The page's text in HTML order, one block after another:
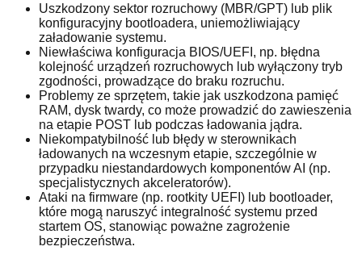
Uszkodzony sektor rozruchowy (MBR/GPT) lub plik
konfiguracyjny bootloadera, uniemożliwiający
załadowanie systemu.
Niewłaściwa konfiguracja BIOS/UEFI, np. błędna
kolejność urządzeń rozruchowych lub wyłączony tryb
zgodności, prowadzące do braku rozruchu.
Problemy ze sprzętem, takie jak uszkodzona pamięć
RAM, dysk twardy, co może prowadzić do zawieszenia
na etapie POST lub podczas ładowania jądra.
Niekompatybilność lub błędy w sterownikach
ładowanych na wczesnym etapie, szczególnie w
przypadku niestandardowych komponentów AI (np.
specjalistycznych akceleratorów).
Ataki na firmware (np. rootkity UEFI) lub bootloader,
które mogą naruszyć integralność systemu przed
startem OS, stanowiąc poważne zagrożenie
bezpieczeństwa.